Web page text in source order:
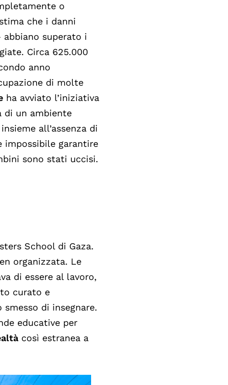
o
che i danni
superato i
Circa 625.000
anno
di molte
ha avviato l’iniziativa
di un ambiente
all’assenza di
impossibile garantire
sono stati uccisi.
School di Gaza.
organizzata. Le
di essere al lavoro,
curato e
di insegnare.
educative per
così estranea a